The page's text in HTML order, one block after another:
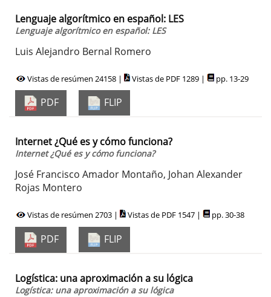
Lenguaje algorítmico en español: LES
Lenguaje algorítmico en español: LES
Luis Alejandro Bernal Romero
Vistas de resúmen 24158 | Vistas de PDF 1289 | pp. 13-29
PDF FLIP
Internet ¿Qué es y cómo funciona?
Internet ¿Qué es y cómo funciona?
José Francisco Amador Montaño, Johan Alexander
Rojas Montero
Vistas de resúmen 2703 | Vistas de PDF 1547 | pp. 30-38
PDF FLIP
Logística: una aproximación a su lógica
Logística: una aproximación a su lógica